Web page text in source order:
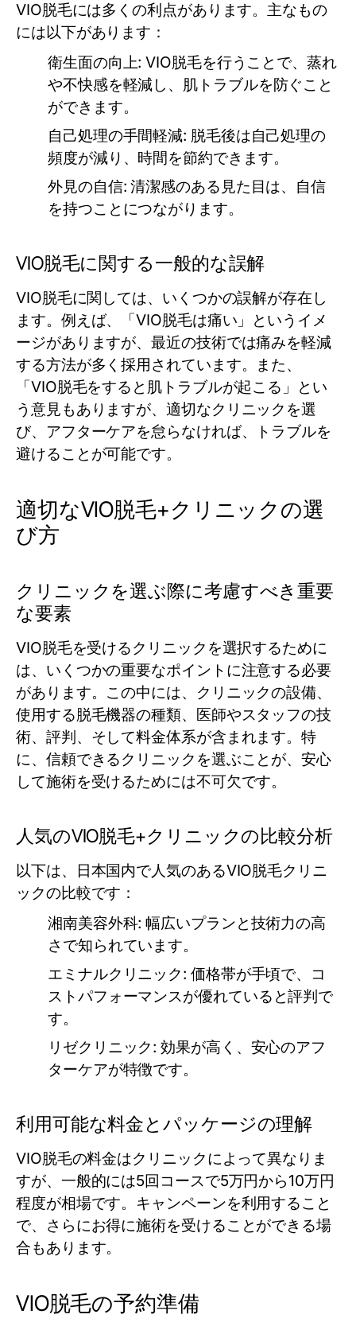
VIO脱毛には多くの利点があります。主なもの
には以下があります：
衛生面の向上: VIO脱毛を行うことで、蒸れ
や不快感を軽減し、肌トラブルを防ぐこと
ができます。
自己処理の手間軽減: 脱毛後は自己処理の
頻度が減り、時間を節約できます。
外見の自信: 清潔感のある見た目は、自信
を持つことにつながります。
VIO脱毛に関する一般的な誤解
VIO脱毛に関しては、いくつかの誤解が存在し
ます。例えば、「VIO脱毛は痛い」というイメ
ージがありますが、最近の技術では痛みを軽減
する方法が多く採用されています。また、
「VIO脱毛をすると肌トラブルが起こる」とい
う意見もありますが、適切なクリニックを選
び、アフターケアを怠らなければ、トラブルを
避けることが可能です。
適切なVIO脱毛+クリニックの選
び方
クリニックを選ぶ際に考慮すべき重要
な要素
VIO脱毛を受けるクリニックを選択するために
は、いくつかの重要なポイントに注意する必要
があります。この中には、クリニックの設備、
使用する脱毛機器の種類、医師やスタッフの技
術、評判、そして料金体系が含まれます。特
に、信頼できるクリニックを選ぶことが、安心
して施術を受けるためには不可欠です。
人気のVIO脱毛+クリニックの比較分析
以下は、日本国内で人気のあるVIO脱毛クリニ
ックの比較です：
湘南美容外科: 幅広いプランと技術力の高
さで知られています。
エミナルクリニック: 価格帯が手頃で、コ
ストパフォーマンスが優れていると評判で
す。
リゼクリニック: 効果が高く、安心のアフ
ターケアが特徴です。
利用可能な料金とパッケージの理解
VIO脱毛の料金はクリニックによって異なりま
すが、一般的には5回コースで5万円から10万円
程度が相場です。キャンペーンを利用すること
で、さらにお得に施術を受けることができる場
合もあります。
VIO脱毛の予約準備